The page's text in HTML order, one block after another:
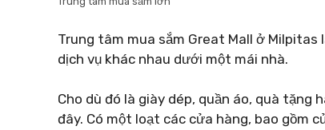
Trung tâm mua sắm Great Mall ở
dịch vụ khác nhau dưới một mái nhà.
Cho dù đó là giày dép, quần áo, quà tặng
đây. Có một loạt các cửa hàng, bao gồm